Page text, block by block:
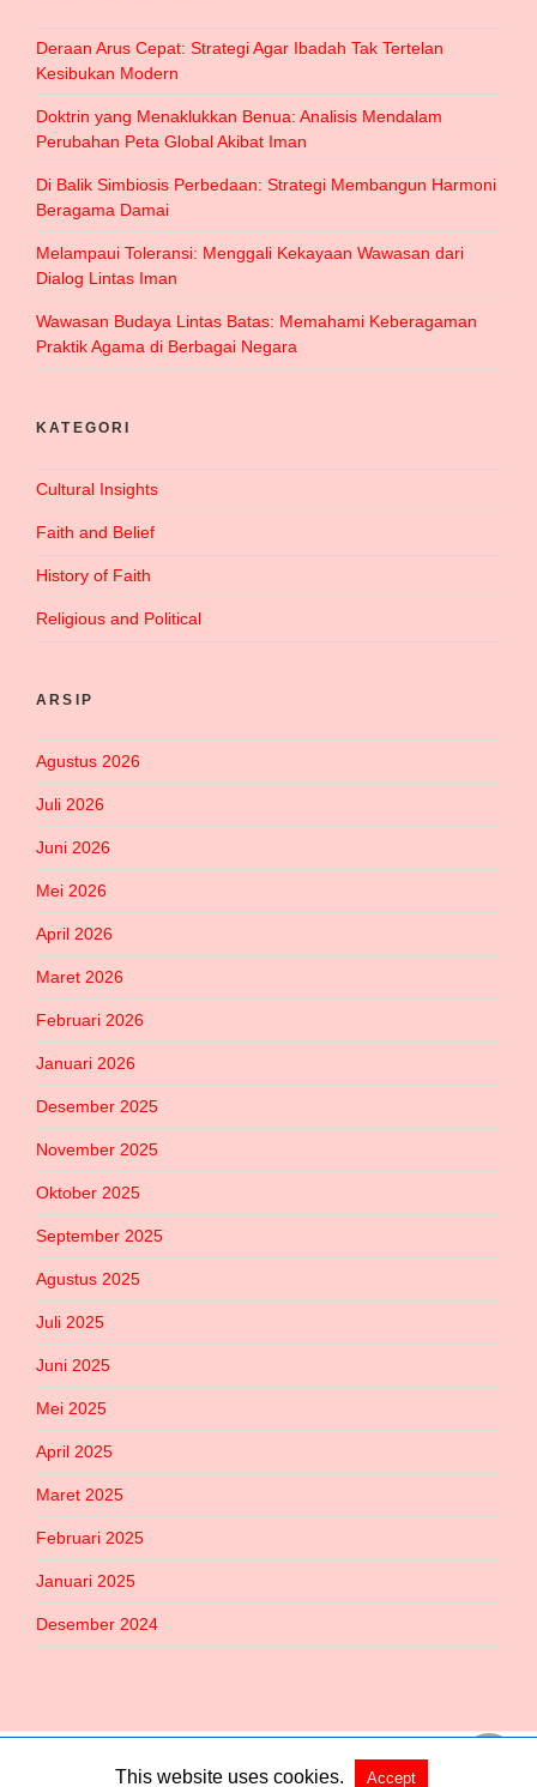
Deraan Arus Cepat: Strategi Agar Ibadah Tak Tertelan
Kesibukan Modern
Doktrin yang Menaklukkan Benua: Analisis Mendalam
Perubahan Peta Global Akibat Iman
Di Balik Simbiosis Perbedaan: Strategi Membangun Harmoni
Beragama Damai
Melampaui Toleransi: Menggali Kekayaan Wawasan dari
Dialog Lintas Iman
Wawasan Budaya Lintas Batas: Memahami Keberagaman
Praktik Agama di Berbagai Negara
KATEGORI
Cultural Insights
Faith and Belief
History of Faith
Religious and Political
ARSIP
Agustus 2026
Juli 2026
Juni 2026
Mei 2026
April 2026
Maret 2026
Februari 2026
Januari 2026
Desember 2025
November 2025
Oktober 2025
September 2025
Agustus 2025
Juli 2025
Juni 2025
Mei 2025
April 2025
Maret 2025
Februari 2025
Januari 2025
Desember 2024
Copyright @ 2026 Habered All Rights Reserved
This website uses cookies. Accept